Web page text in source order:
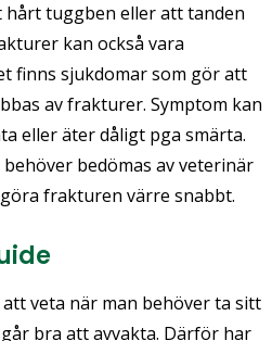
tuggben eller att tanden
kan också vara
finns sjukdomar som gör att
av frakturer. Symptom kan
eller äter dåligt pga smärta.
bedömas av veterinär
frakturen värre snabbt.
veta när man behöver ta sitt
bra att avvakta. Därför har